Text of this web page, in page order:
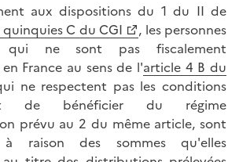
aux dispositions du 1 du II de
C du CGI
, les personnes
qui ne sont pas fiscalement
France au sens de l'article 4 B du
ne respectent pas les conditions
de bénéficier du régime
prévu au 2 du même article, sont
à raison des sommes qu'elles